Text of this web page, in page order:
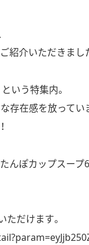
紹介いただきまし
いう特集内。
存在感を放ってい
んぽカップスー
だけます。